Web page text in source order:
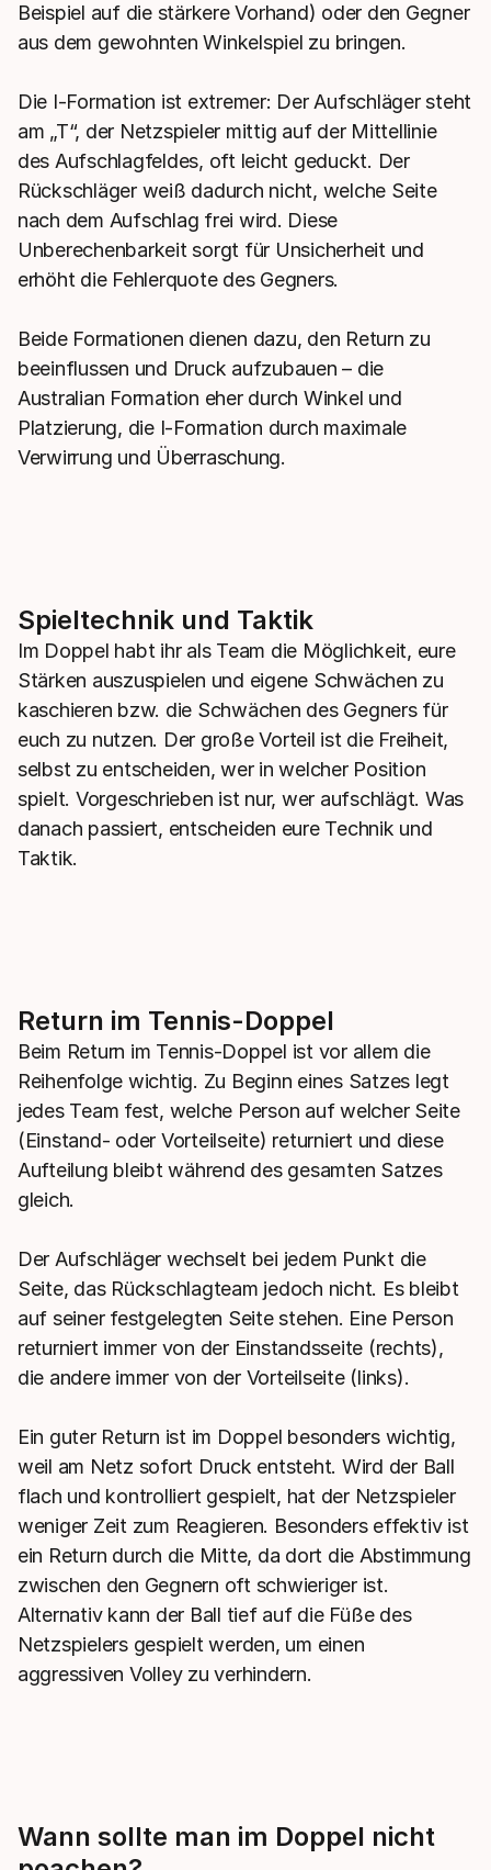
Beispiel auf die stärkere Vorhand) oder den Gegner
aus dem gewohnten Winkelspiel zu bringen.
Die I-Formation ist extremer: Der Aufschläger steht
am „T“, der Netzspieler mittig auf der Mittellinie
des Aufschlagfeldes, oft leicht geduckt. Der
Rückschläger weiß dadurch nicht, welche Seite
nach dem Aufschlag frei wird. Diese
Unberechenbarkeit sorgt für Unsicherheit und
erhöht die Fehlerquote des Gegners.
Beide Formationen dienen dazu, den Return zu
beeinflussen und Druck aufzubauen – die
Australian Formation eher durch Winkel und
Platzierung, die I-Formation durch maximale
Verwirrung und Überraschung.
Spieltechnik und Taktik
Im Doppel habt ihr als Team die Möglichkeit, eure
Stärken auszuspielen und eigene Schwächen zu
kaschieren bzw. die Schwächen des Gegners für
euch zu nutzen. Der große Vorteil ist die Freiheit,
selbst zu entscheiden, wer in welcher Position
spielt. Vorgeschrieben ist nur, wer aufschlägt. Was
danach passiert, entscheiden eure Technik und
Taktik.
Return im Tennis-Doppel
Beim Return im Tennis-Doppel ist vor allem die
Reihenfolge wichtig. Zu Beginn eines Satzes legt
jedes Team fest, welche Person auf welcher Seite
(Einstand- oder Vorteilseite) returniert und diese
Aufteilung bleibt während des gesamten Satzes
gleich.
Der Aufschläger wechselt bei jedem Punkt die
Seite, das Rückschlagteam jedoch nicht. Es bleibt
auf seiner festgelegten Seite stehen. Eine Person
returniert immer von der Einstandsseite (rechts),
die andere immer von der Vorteilseite (links).
Ein guter Return ist im Doppel besonders wichtig,
weil am Netz sofort Druck entsteht. Wird der Ball
flach und kontrolliert gespielt, hat der Netzspieler
weniger Zeit zum Reagieren. Besonders effektiv ist
ein Return durch die Mitte, da dort die Abstimmung
zwischen den Gegnern oft schwieriger ist.
Alternativ kann der Ball tief auf die Füße des
Netzspielers gespielt werden, um einen
aggressiven Volley zu verhindern.
Wann sollte man im Doppel nicht